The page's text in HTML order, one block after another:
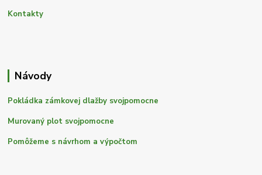
Kontakty
Návody
Pokládka zámkovej dlažby svojpomocne
Murovaný plot svojpomocne
Pomôžeme s návrhom a výpočtom